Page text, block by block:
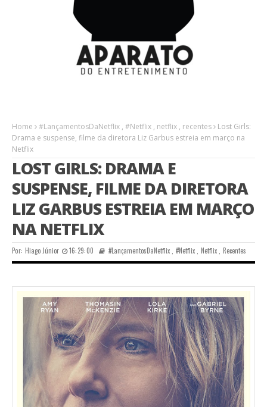
Home #LançamentosDaNetflix , #Netflix , netflix , recentes
Lost Girls:
Drama e suspense, filme da diretora Liz Garbus estreia em março na
Netflix
LOST GIRLS: DRAMA E
SUSPENSE, FILME DA DIRETORA
LIZ GARBUS ESTREIA EM MARÇO
NA NETFLIX
Por: Hiago Júnior 16:29:00 #LançamentosDaNetflix ,#Netflix Netflix, Recentes